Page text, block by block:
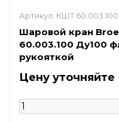
Артикул: КШТ 60.003.100
Шаровой кран
60.003.100 Ду100
рукояткой
Цену уточняйте